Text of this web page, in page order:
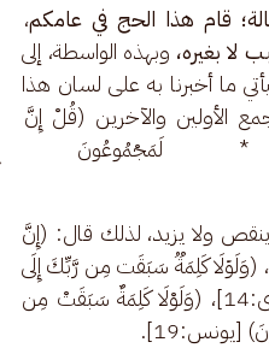
قام هذا الحج في عامكم،
لا بغيره، وبهذه الواسطة، إلى
ما أخبرنا به على لسان هذا
الأولين والآخرين (قُلْ إِنَّ
*
ولا يزيد، لذلك قال: (إِنَّ
الْفَصْلِ كَانَ مِيقَاتًا) [النبأ:17]، (وَلَوۡلَا كَلِمَةࣱ سَبَقَت مِن رَّبِّكَ إِلَى
أَجَلࣲ مُّسَمࣰّى لَّقُضِیَ بَیۡنَهُم) [شورى:14]، (وَلَوْلَا كَلِمَةٌ سَبَقَتْ مِن
[يونس:19].